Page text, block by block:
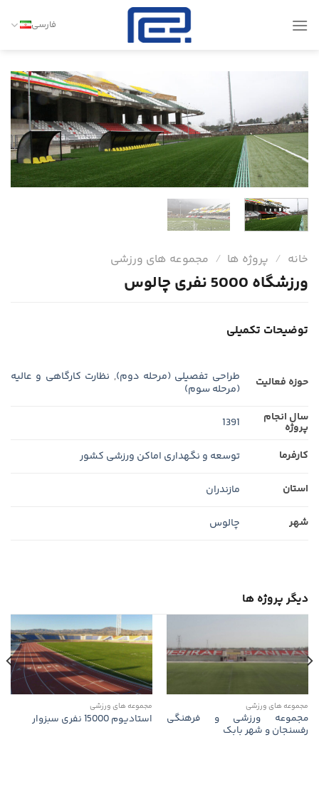
فارسی
خانه / پروژه ها / مجموعه های ورزشی
ورزشگاه 5000 نفری چالوس
توضیحات تکمیلی
حوزه فعالیت طراحی تفصیلی (مرحله دوم), نظارت كارگاهی و عالیه
(مرحله سوم)
سال انجام
پروژه 1391
کارفرما توسعه و نگهداری اماکن ورزشی کشور
استان مازندران
شهر چالوس
دیگر پروژه ها
مجموعه های ورزشی
مجموعه ورزشی و فرهنگی
رفسنجان و شهر بابک
مجموعه های ورزشی
استادیوم 15000 نفری سبزوار